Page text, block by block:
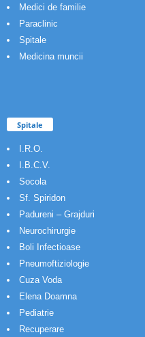
Medici de familie
Paraclinic
Spitale
Medicina muncii
Spitale
I.R.O.
I.B.C.V.
Socola
Sf. Spiridon
Padureni – Grajduri
Neurochirurgie
Boli Infectioase
Pneumoftiziologie
Cuza Voda
Elena Doamna
Pediatrie
Recuperare